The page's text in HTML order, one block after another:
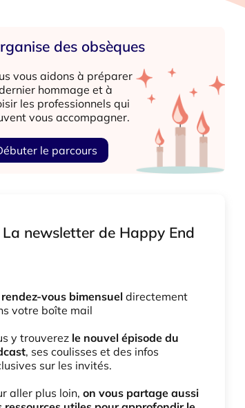
des obsèques
vous aidons à préparer
hommage et à
les professionnels qui
vous accompagner.
le parcours
La newsletter de Happy End
vous bimensuel directement
votre boîte mail
y trouverez le nouvel épisode du
, ses coulisses et des infos
sur les invités.
aller plus loin, on vous partage aussi